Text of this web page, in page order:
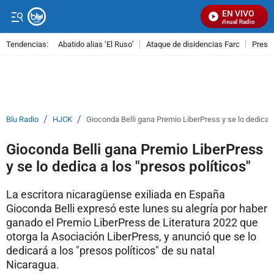
EN VIVO
Señal Visual Radio
Tendencias: Abatido alias ‘El Ruso’ Ataque de disidencias Farc
Blu Radio / HJCK / Gioconda Belli gana Premio LiberPress y se lo dedica
Gioconda Belli gana Premio LiberPress
y se lo dedica a los "presos políticos"
La escritora nicaragüense exiliada en España
Gioconda Belli expresó este lunes su alegría por haber
ganado el Premio LiberPress de Literatura 2022 que
otorga la Asociación LiberPress, y anunció que se lo
dedicará a los "presos políticos" de su natal
Nicaragua.